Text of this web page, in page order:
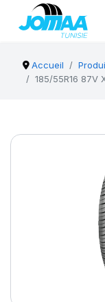
Accueil
185/55R16 87V